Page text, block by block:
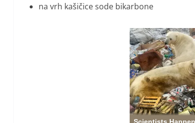
na vrh kašičice sode bikarbone